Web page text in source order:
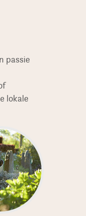
passie
lokale